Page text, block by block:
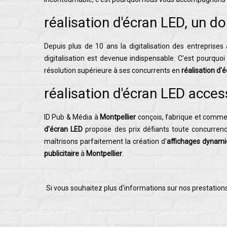
réalisation d'écran LED, un
Depuis plus de 10 ans la digitalisation des
digitalisation est devenue indispensable. C'est
résolution supérieure à ses concurrents en réalisation
réalisation d'écran LED
ID Pub & Média à Montpellier conçois, fabrique et
d'écran LED propose des prix défiants toute
maîtrisons parfaitement la création d'affichages
publicitaireà Montpellier
Si vous souhaitez plus d'informations sur nos